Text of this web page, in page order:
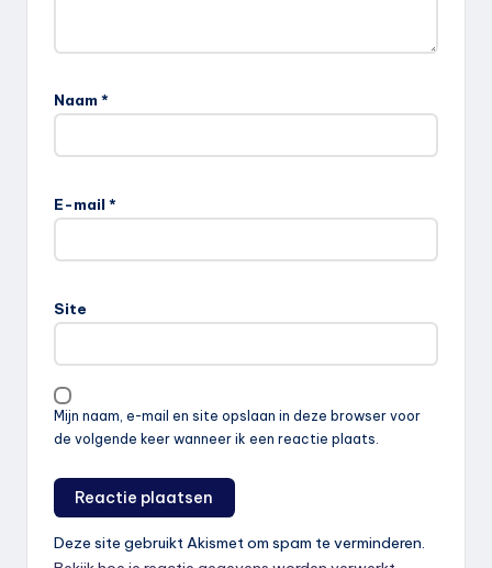
Naam *
E-mail *
Site
Mijn naam, e-mail en site opslaan in deze browser voor
de volgende keer wanneer ik een reactie plaats.
Deze site gebruikt Akismet om spam te verminderen.